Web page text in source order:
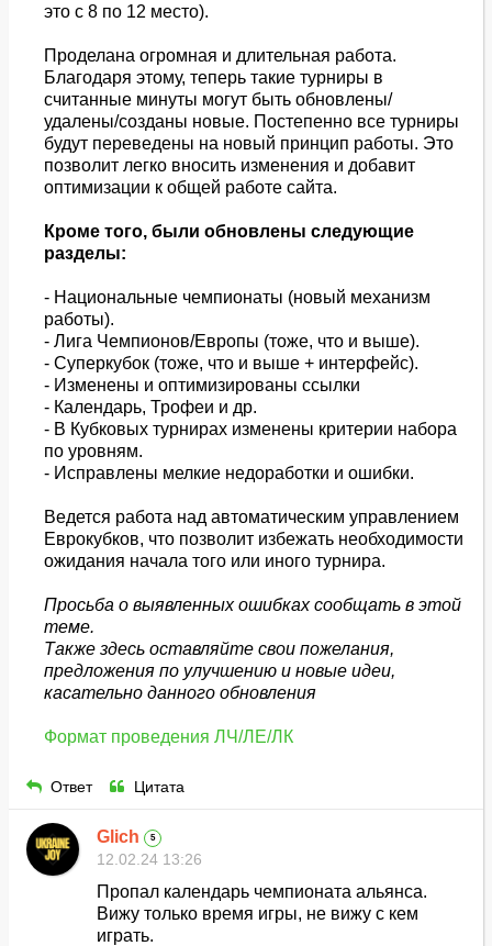
это с 8 по 12 место).
Проделана огромная и длительная работа.
Благодаря этому, теперь такие турниры в
считанные минуты могут быть обновлены/
удалены/созданы новые. Постепенно все турниры
будут переведены на новый принцип работы. Это
позволит легко вносить изменения и добавит
оптимизации к общей работе сайта.
Кроме того, были обновлены следующие
разделы:
- Национальные чемпионаты (новый механизм
работы).
- Лига Чемпионов/Европы (тоже, что и выше).
- Суперкубок (тоже, что и выше + интерфейс).
- Изменены и оптимизированы ссылки
- Календарь, Трофеи и др.
- В Кубковых турнирах изменены критерии набора
по уровням.
- Исправлены мелкие недоработки и ошибки.
Ведется работа над автоматическим управлением
Еврокубков, что позволит избежать необходимости
ожидания начала того или иного турнира.
Просьба о выявленных ошибках сообщать в этой
теме.
Также здесь оставляйте свои пожелания,
предложения по улучшению и новые идеи,
касательно данного обновления
Формат проведения ЛЧ/ЛЕ/ЛК
Ответ Цитата
Glich 5
12.02.24 13:26
Пропал календарь чемпионата альянса.
Вижу только время игры, не вижу с кем
играть.